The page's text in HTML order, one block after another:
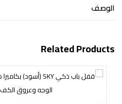
الوصف
Related Products